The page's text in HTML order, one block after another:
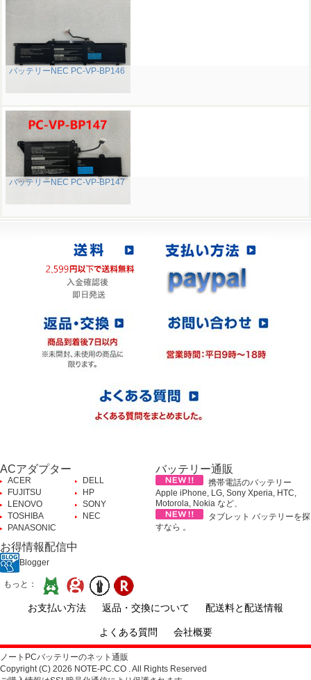
バッテリーNEC PC-VP-BP146
バッテリーNEC PC-VP-BP147
ACアダプター
ACER
DELL
FUJITSU
HP
LENOVO
SONY
TOSHIBA
NEC
PANASONIC
バッテリー通販
携帯電話のバッテリー
Apple iPhone, LG, Sony Xperia, HTC,
Motorola, Nokia など、
タブレット バッテリーを探
すなら 。
お得情報配信中
Blogger
もっと：
お支払い方法 返品・交換について 配送料と配送情報
よくある質問 会社概要
ノートPCバッテリーのネット通販
Copyright (C) 2026 NOTE-PC.CO . All Rights Reserved